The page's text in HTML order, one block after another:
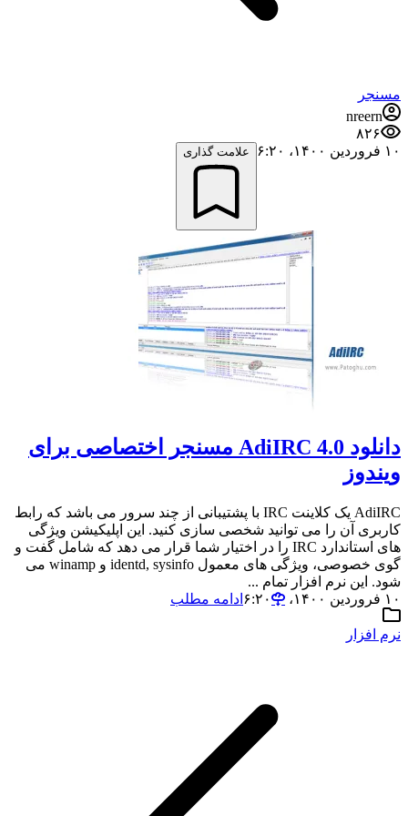
مسنجر
nreern
۸۲۶
۱۰ فروردین ۱۴۰۰،‏ ۶:۲۰
علامت گذاری
دانلود AdiIRC 4.0 مسنجر اختصاصی برای
ویندوز
AdiIRC یک کلاینت IRC با پشتیبانی از چند سرور می باشد که رابط
کاربری آن را می توانید شخصی سازی کنید. این اپلیکیشن ویژگی
های استاندارد IRC را در اختیار شما قرار می دهد که شامل گفت و
گوی خصوصی، ویژگی های معمول identd, sysinfo و winamp می
شود. این نرم افزار تمام ...
۱۰ فروردین ۱۴۰۰،‏ ۶:۲۰
ادامه مطلب
نرم افزار